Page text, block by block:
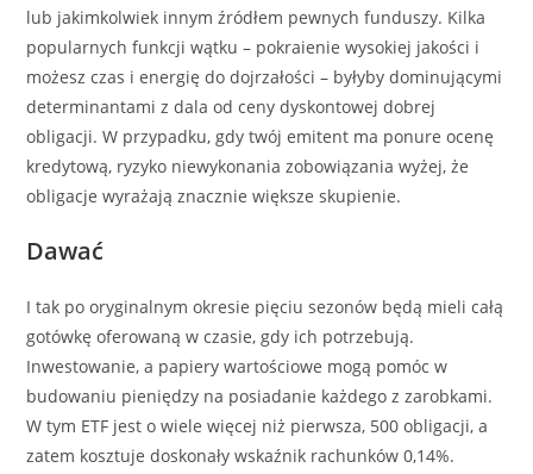
lub jakimkolwiek innym źródłem pewnych funduszy. Kilka
popularnych funkcji wątku – pokraienie wysokiej jakości i
możesz czas i energię do dojrzałości – byłyby dominującymi
determinantami z dala od ceny dyskontowej dobrej
obligacji. W przypadku, gdy twój emitent ma ponure ocenę
kredytową, ryzyko niewykonania zobowiązania wyżej, że
obligacje wyrażają znacznie większe skupienie.
Dawać
I tak po oryginalnym okresie pięciu sezonów będą mieli całą
gotówkę oferowaną w czasie, gdy ich potrzebują.
Inwestowanie, a papiery wartościowe mogą pomóc w
budowaniu pieniędzy na posiadanie każdego z zarobkami.
W tym ETF jest o wiele więcej niż pierwsza, 500 obligacji, a
zatem kosztuje doskonały wskaźnik rachunków 0,14%.